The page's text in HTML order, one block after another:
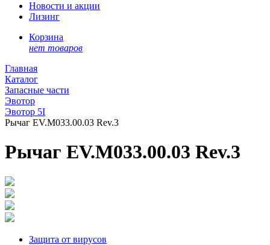
Новости и акции
Лизинг
Корзина
нет товаров
Главная
Каталог
Запасные части
Эвотор
Эвотор 5I
Рычаг EV.M033.00.03 Rev.3
Рычаг EV.M033.00.03 Rev.3
Защита от вирусов